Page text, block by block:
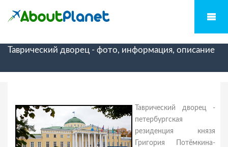
Таврический дворец - фото, информация, описание
Таврический дворец -
петербургская
резиденция князя
Григория Потёмкина-